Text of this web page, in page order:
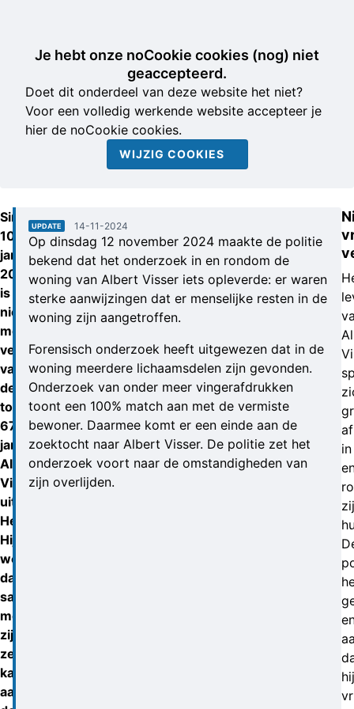
Je hebt onze noCookie cookies (nog) niet
geaccepteerd.
Doet dit onderdeel van deze website het niet?
Voor een volledig werkende website accepteer je
hier de noCookie cookies.
WIJZIG COOKIES
Sinds
10
januari
2021
is
niets
meer
vernomen
van
de
toen
67-
jarige
Albert
Visser
uit
Heerhugowaard.
Hij
woonde
daar
samen
met
zijn
zeven
katten
aan
UPDATE 14-11-2024
Op dinsdag 12 november 2024 maakte de politie
bekend dat het onderzoek in en rondom de
woning van Albert Visser iets opleverde: er waren
sterke aanwijzingen dat er menselijke resten in de
woning zijn aangetroffen.
Forensisch onderzoek heeft uitgewezen dat in de
woning meerdere lichaamsdelen zijn gevonden.
Onderzoek van onder meer vingerafdrukken
toont een 100% match aan met de vermiste
bewoner. Daarmee komt er een einde aan de
zoektocht naar Albert Visser. De politie zet het
onderzoek voort naar de omstandigheden van
zijn overlijden.
af
in
hij